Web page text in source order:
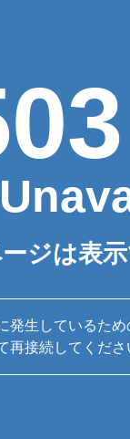
ジは表示
生しているため
再接続してくださ